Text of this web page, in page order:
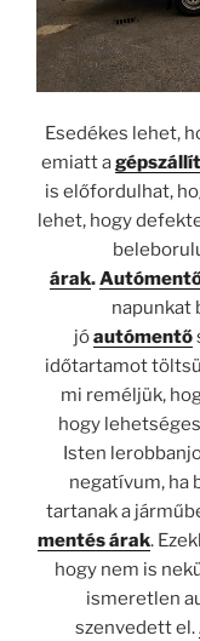
Esedékes lehet,
emiatt a
is előfordulhat,
lehet, hogy
árak.
napunkat
jóautómentő
időtartamot
mi reméljük,
hogy
Isten
negatívum, ha
tartanak a
mentés árak.
hogy nem is
ismeretlen
szenvedett el.